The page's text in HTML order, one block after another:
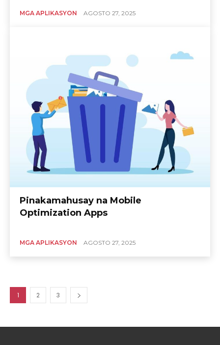
MGA APLIKASYON AGOSTO 27, 2025
Pinakamahusay na Mobile
Optimization Apps
MGA APLIKASYON AGOSTO 27, 2025
1 2 3